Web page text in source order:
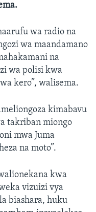
wa radio na
wa maandamano
na
wa polisi kwa
kero”, walisema.
kimabavu
takriban miongo
mwa Juma
na moto”.
kwa
vizuizi vya
biashara, huku